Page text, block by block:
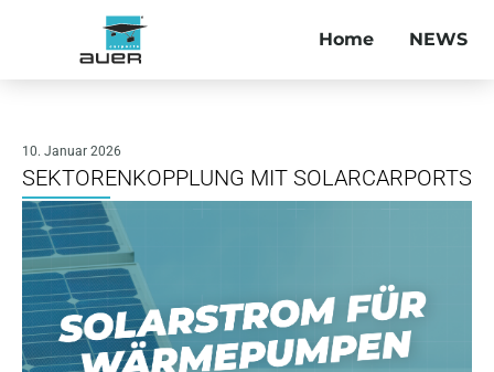
Home NEWS
10. Januar 2026
SEKTORENKOPPLUNG MIT SOLARCARPORTS